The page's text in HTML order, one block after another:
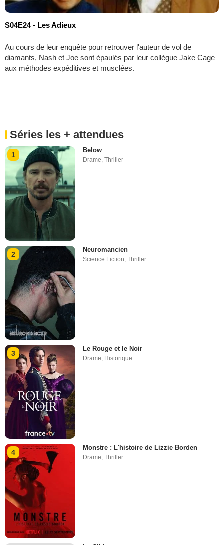
S04E24 - Les Adieux
Au cours de leur enquête pour retrouver l'auteur de vol de
diamants, Nash et Joe sont épaulés par leur collègue Jake Cage
aux méthodes expéditives et musclées.
Séries les + attendues
1
Below
Drame,Thriller
2
Neuromancien
Science Fiction ,Thriller
3
Le Rouge et le Noir
Drame, Historique
4
Monstre : L'histoire de Lizzie Borden
Drame,Thriller